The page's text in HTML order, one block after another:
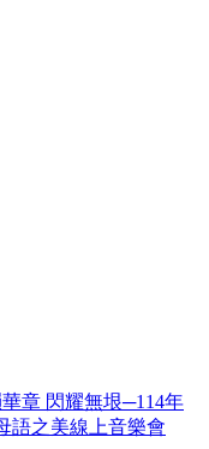
章 閃耀無垠─114年
語之美線上音樂會